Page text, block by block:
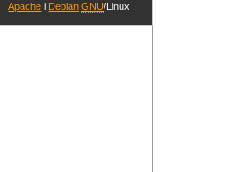
Apache i Debian GNU/Linux